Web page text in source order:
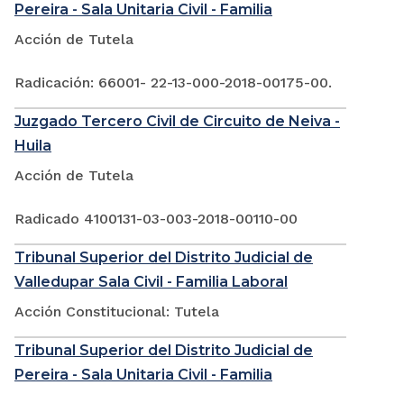
Pereira - Sala Unitaria Civil - Familia
Acción de Tutela
Radicación: 66001- 22-13-000-2018-00175-00.
Juzgado Tercero Civil de Circuito de Neiva -
Huila
Acción de Tutela
Radicado 4100131-03-003-2018-00110-00
Tribunal Superior del Distrito Judicial de
Valledupar Sala Civil - Familia Laboral
Acción Constitucional: Tutela
Tribunal Superior del Distrito Judicial de
Pereira - Sala Unitaria Civil - Familia